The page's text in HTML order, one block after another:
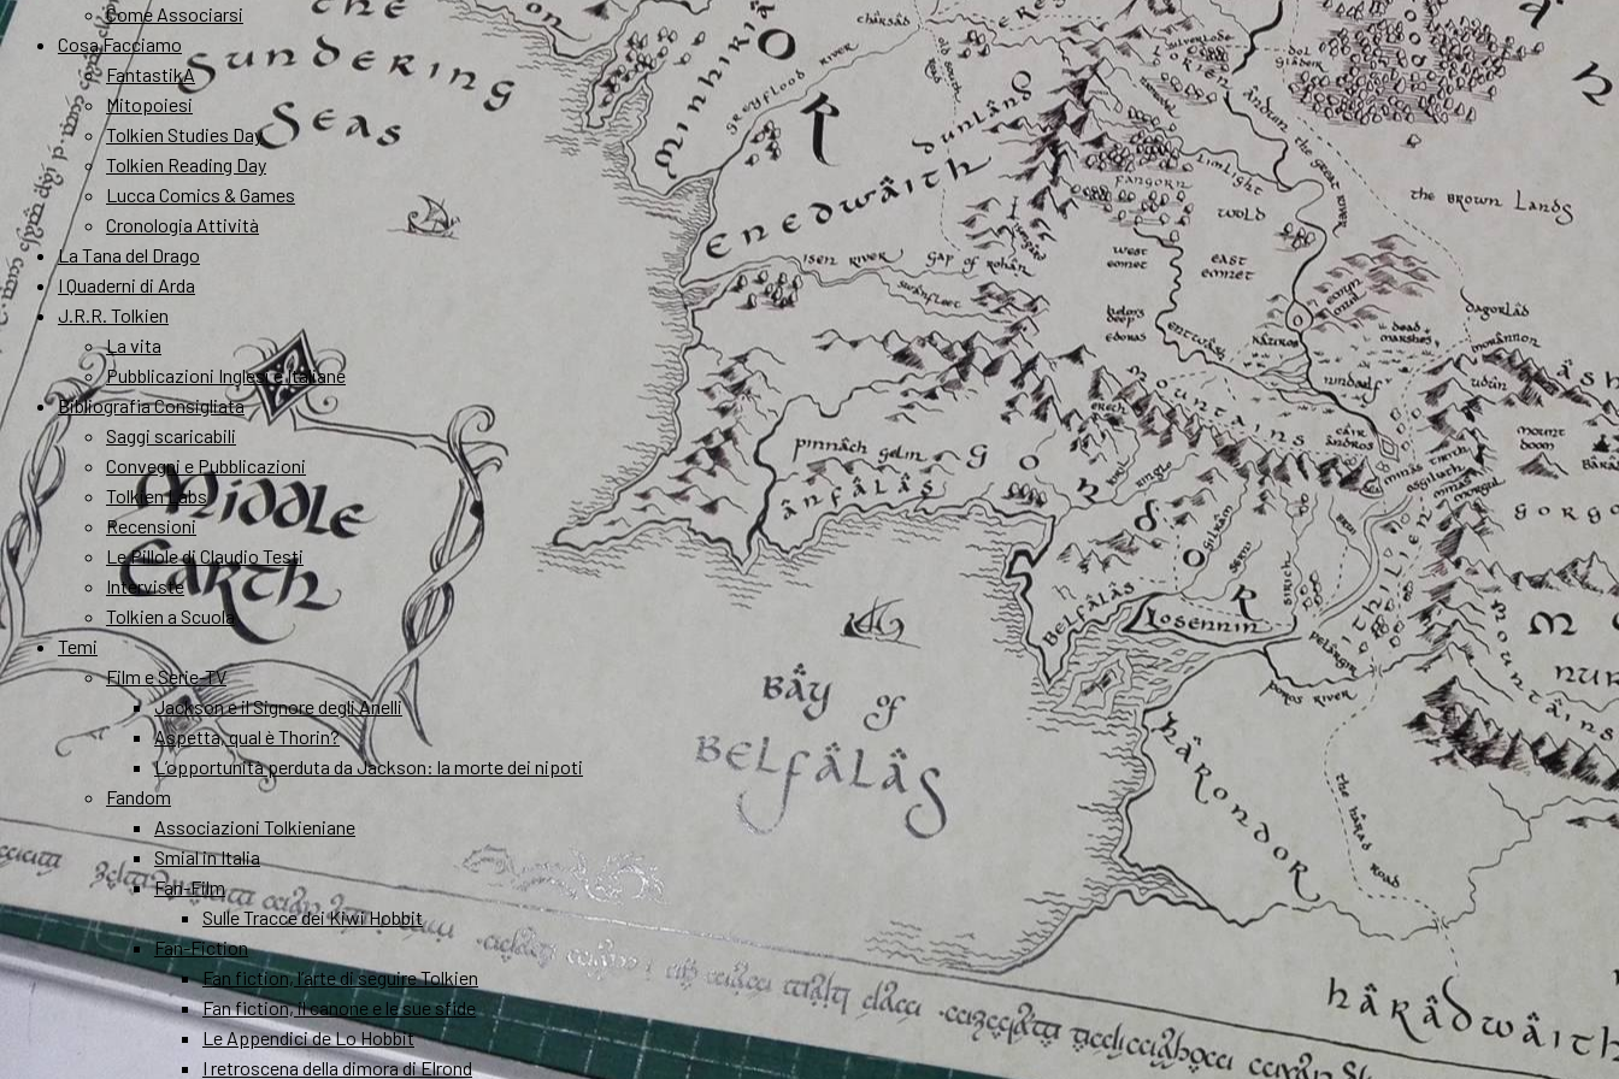
Come Associarsi
Cosa Facciamo
FantastikA
Mitopoiesi
Tolkien Studies Day
Tolkien Reading Day
Lucca Comics & Games
Cronologia Attività
La Tana del Drago
I Quaderni di Arda
J.R.R. Tolkien
La vita
Pubblicazioni Inglesi e Italiane
Bibliografia Consigliata
Saggi scaricabili
Convegni e Pubblicazioni
Tolkien Labs
Recensioni
Le Pillole di Claudio Testi
Interviste
Tolkien a Scuola
Temi
Film e Serie-TV
Jackson e il Signore degli Anelli
Aspetta, qual è Thorin?
L’opportunità perduta da Jackson: la morte dei nipoti
Fandom
Associazioni Tolkieniane
Smial in Italia
Fan-Film
Sulle Tracce dei Kiwi Hobbit
Fan-Fiction
Fan fiction, l’arte di seguire Tolkien
Fan fiction, il canone e le sue sfide
Le Appendici de Lo Hobbit
I retroscena della dimora di Elrond